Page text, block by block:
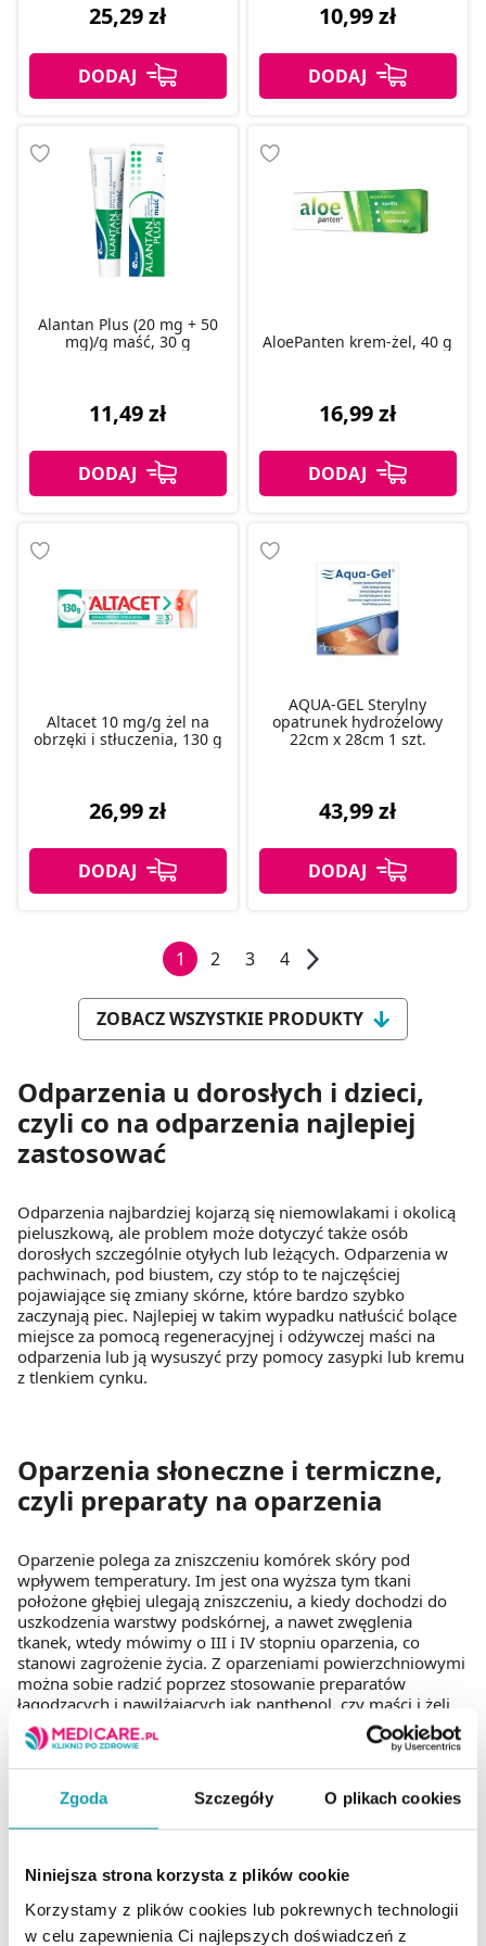
Zgoda Szczegóły O plikach cookies
Niniejsza strona korzysta z plików cookie
Korzystamy z plików cookies lub pokrewnych technologii
w celu zapewnienia Ci najlepszych doświadczeń z
25,29 zł 10,99 zł
Alantan Plus (20 mg + 50
mg)/g maść, 30 g
11,49 zł
AloePanten krem-żel, 40 g
16,99 zł
Altacet 10 mg/g żel na
obrzęki i stłuczenia, 130 g
26,99 zł
AQUA-GEL Sterylny
opatrunek hydrożelowy
22cm x 28cm 1 szt.
43,99 zł
1 2 3 4
ZOBACZ WSZYSTKIE PRODUKTY
Odparzenia u dorosłych i dzieci,
czyli co na odparzenia najlepiej
zastosować
Odparzenia najbardziej kojarzą się niemowlakami i okolicą
pieluszkową, ale problem może dotyczyć także osób
dorosłych szczególnie otyłych lub leżących. Odparzenia w
pachwinach, pod biustem, czy stóp to te najczęściej
pojawiające się zmiany skórne, które bardzo szybko
zaczynają piec. Najlepiej w takim wypadku natłuścić bolące
miejsce za pomocą regeneracyjnej i odżywczej maści na
odparzenia lub ją wysuszyć przy pomocy zasypki lub kremu
z tlenkiem cynku.
Oparzenia słoneczne i termiczne,
czyli preparaty na oparzenia
Oparzenie polega za zniszczeniu komórek skóry pod
wpływem temperatury. Im jest ona wyższa tym tkani
położone głębiej ulegają zniszczeniu, a kiedy dochodzi do
uszkodzenia warstwy podskórnej, a nawet zwęglenia
tkanek, wtedy mówimy o III i IV stopniu oparzenia, co
stanowi zagrożenie życia. Z oparzeniami powierzchniowymi
można sobie radzić poprzez stosowanie preparatów
łagodzących i nawilżających jak panthenol, czy maści i żeli
odbudowujących uszkodzony naskórek.
Odmrożenia leczenie, czyli
objawy uszkodzenia tkanek
Do uszkodzenia tkanek dochodzi na skutek działania